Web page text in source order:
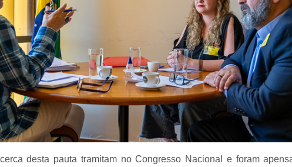
desta pauta tramitam no Congresso Nacional e foram